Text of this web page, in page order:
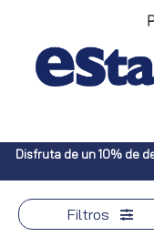
Disfruta de un 10% de
Filtros